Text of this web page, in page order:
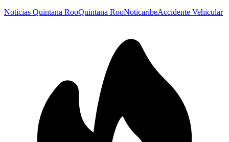
Noticias Quintana RooQuintana RooNoticaribeAccidente Vehicular